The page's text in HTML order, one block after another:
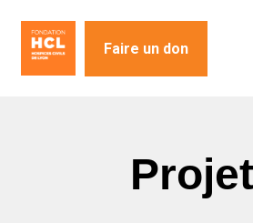
Faire un don